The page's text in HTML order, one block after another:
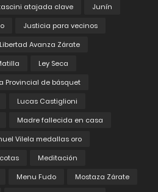
atajada clave
Junín
Justicia para vecinos
Avanza Zárate
Ley Seca
Provincial de básquet
Lucas Castiglioni
Madre fallecida en casa
Vilela medallas oro
Meditación
Menu Fudo
Mostaza Zárate